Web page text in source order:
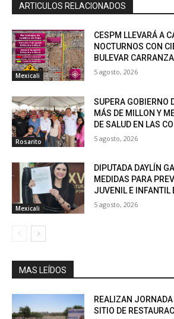
ARTICULOS RELACIONADOS
Mexicali
CESPM LLEVARÁ A
NOCTURNOS CON
BULEVAR CARRANZA
5 agosto, 2026
Rosarito
SUPERA GOBIERNO
MÁS DE MILLON Y
DE SALUD EN LAS
5 agosto, 2026
Mexicali
DIPUTADA DAYLÍN
MEDIDAS PARA
JUVENIL E INFANTIL
5 agosto, 2026
MAS LEÍDOS
REALIZAN
SITIO DE